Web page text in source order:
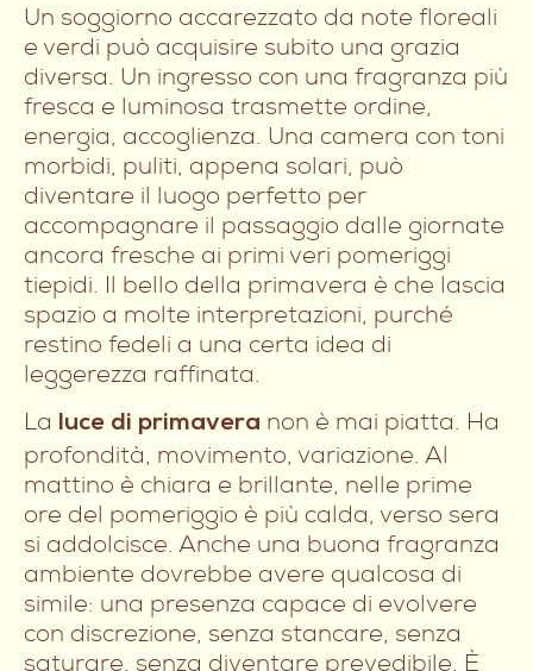
Un soggiorno accarezzato da note floreali
e verdi può acquisire subito una grazia
diversa. Un ingresso con una fragranza più
fresca e luminosa trasmette ordine,
energia, accoglienza. Una camera con toni
morbidi, puliti, appena solari, può
diventare il luogo perfetto per
accompagnare il passaggio dalle giornate
ancora fresche ai primi veri pomeriggi
tiepidi. Il bello della primavera è che lascia
spazio a molte interpretazioni, purché
restino fedeli a una certa idea di
leggerezza raffinata.
La luce di primavera non è mai piatta. Ha
profondità, movimento, variazione. Al
mattino è chiara e brillante, nelle prime
ore del pomeriggio è più calda, verso sera
si addolcisce. Anche una buona fragranza
ambiente dovrebbe avere qualcosa di
simile: una presenza capace di evolvere
con discrezione, senza stancare, senza
saturare, senza diventare prevedibile. È